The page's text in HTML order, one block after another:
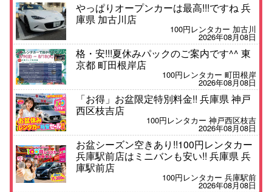
やっぱりオープンカーは最高!!!ですね 兵
庫県 加古川店
100円レンタカー 加古川
2026年08月08日
格・安!!!夏休みパックのご案内です^^ 東
京都 町田根岸店
100円レンタカー 町田根岸
2026年08月08日
「お得」お盆限定特別料金!! 兵庫県 神戸
西区枝吉店
100円レンタカー 神戸西区枝吉
2026年08月08日
お盆シーズン空きあり!!100円レンタカー
兵庫駅前店はミニバンも安い!! 兵庫県 兵
庫駅前店
100円レンタカー 兵庫駅前
2026年08月08日